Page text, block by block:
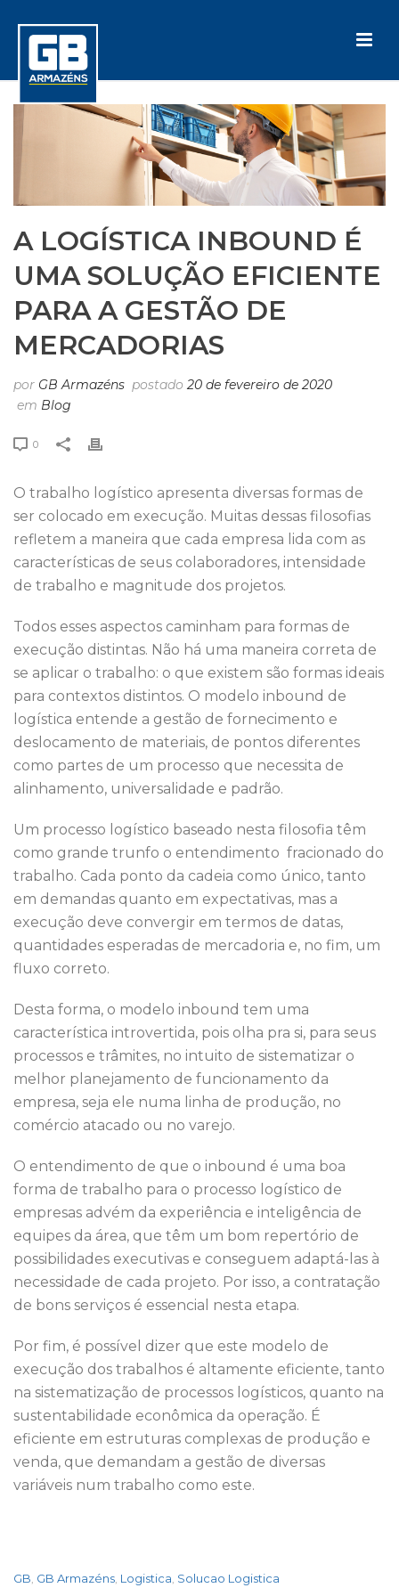
A LOGÍSTICA INBOUND É
UMA SOLUÇÃO EFICIENTE
PARA A GESTÃO DE
MERCADORIAS
por GB Armazéns postado 20 de fevereiro de 2020
em Blog
0
O trabalho logístico apresenta diversas formas de
ser colocado em execução. Muitas dessas filosofias
refletem a maneira que cada empresa lida com as
características de seus colaboradores, intensidade
de trabalho e magnitude dos projetos.
Todos esses aspectos caminham para formas de
execução distintas. Não há uma maneira correta de
se aplicar o trabalho: o que existem são formas ideais
para contextos distintos. O modelo inbound de
logística entende a gestão de fornecimento e
deslocamento de materiais, de pontos diferentes
como partes de um processo que necessita de
alinhamento, universalidade e padrão.
Um processo logístico baseado nesta filosofia têm
como grande trunfo o entendimento fracionado do
trabalho. Cada ponto da cadeia como único, tanto
em demandas quanto em expectativas, mas a
execução deve convergir em termos de datas,
quantidades esperadas de mercadoria e, no fim, um
fluxo correto.
Desta forma, o modelo inbound tem uma
característica introvertida, pois olha pra si, para seus
processos e trâmites, no intuito de sistematizar o
melhor planejamento de funcionamento da
empresa, seja ele numa linha de produção, no
comércio atacado ou no varejo.
O entendimento de que o inbound é uma boa
forma de trabalho para o processo logístico de
empresas advém da experiência e inteligência de
equipes da área, que têm um bom repertório de
possibilidades executivas e conseguem adaptá-las à
necessidade de cada projeto. Por isso, a contratação
de bons serviços é essencial nesta etapa.
Por fim, é possível dizer que este modelo de
execução dos trabalhos é altamente eficiente, tanto
na sistematização de processos logísticos, quanto na
sustentabilidade econômica da operação. É
eficiente em estruturas complexas de produção e
venda, que demandam a gestão de diversas
variáveis num trabalho como este.
GB GB Armazéns Logistica Solucao Logistica